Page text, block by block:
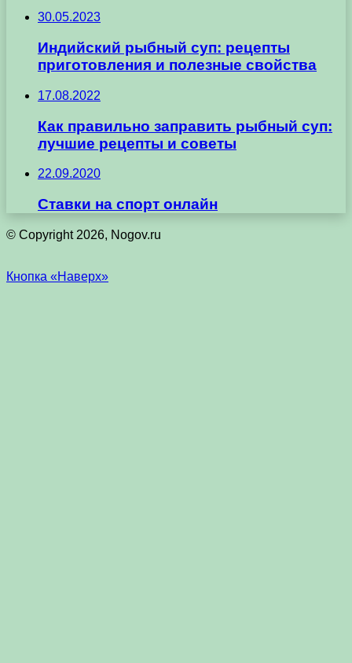
30.05.2023
Индийский рыбный суп: рецепты
приготовления и полезные свойства
17.08.2022
Как правильно заправить рыбный суп:
лучшие рецепты и советы
22.09.2020
Ставки на спорт онлайн
© Copyright 2026, Nogov.ru
Кнопка «Наверх»